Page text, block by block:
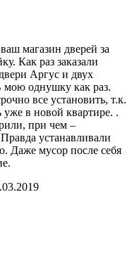
магазин дверей за
Как раз заказали
Аргус и двух
мою однушку как раз.
все установить, т.к.
уже в новой квартире. .
при чем –
устанавливали
Даже мусор после себя